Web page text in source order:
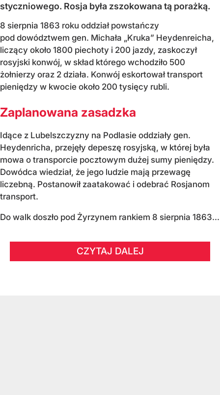
styczniowego. Rosja była zszokowana tą porażką.
8 sierpnia 1863 roku oddział powstańczy
pod dowództwem gen. Michała „Kruka” Heydenreicha,
liczący około 1800 piechoty i 200 jazdy, zaskoczył
rosyjski konwój, w skład którego wchodziło 500
żołnierzy oraz 2 działa. Konwój eskortował transport
pieniędzy w kwocie około 200 tysięcy rubli.
Zaplanowana zasadzka
Idące z Lubelszczyzny na Podlasie oddziały gen.
Heydenricha, przejęły depeszę rosyjską, w której była
mowa o transporcie pocztowym dużej sumy pieniędzy.
Dowódca wiedział, że jego ludzie mają przewagę
liczebną. Postanowił zaatakować i odebrać Rosjanom
transport.
Do walk doszło pod Żyrzynem rankiem 8 sierpnia 1863...
CZYTAJ DALEJ